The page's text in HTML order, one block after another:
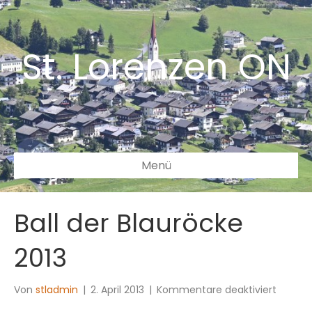
St. Lorenzen ON
Menü
Ball der Blauröcke
2013
Von stladmin | 2. April 2013 | Kommentare deaktiviert